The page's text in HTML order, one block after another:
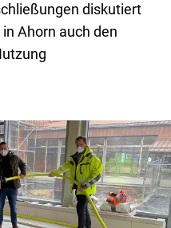
diskutiert
Ahorn auch den